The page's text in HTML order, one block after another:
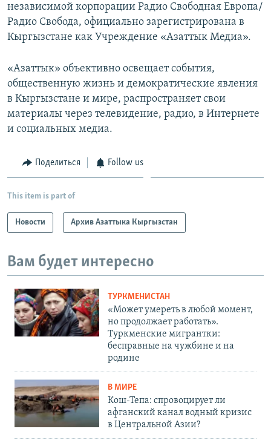
независимой корпорации Радио Свободная Европа/
Радио Свобода, официально зарегистрирована в
Кыргызстане как Учреждение «Азаттык Медиа».
«Азаттык» объективно освещает события,
общественную жизнь и демократические явления
в Кыргызстане и мире, распространяет свои
материалы через телевидение, радио, в Интернете
и социальных медиа.
Поделиться Follow us
This item is part of
Новости Архив Азаттыка Кыргызстан
Вам будет интересно
ТУРКМЕНИСТАН
«Может умереть в любой момент,
но продолжает работать».
Туркменские мигрантки:
бесправные на чужбине и на
родине
В МИРЕ
Кош-Тепа: спровоцирует ли
афганский канал водный кризис
в Центральной Азии?